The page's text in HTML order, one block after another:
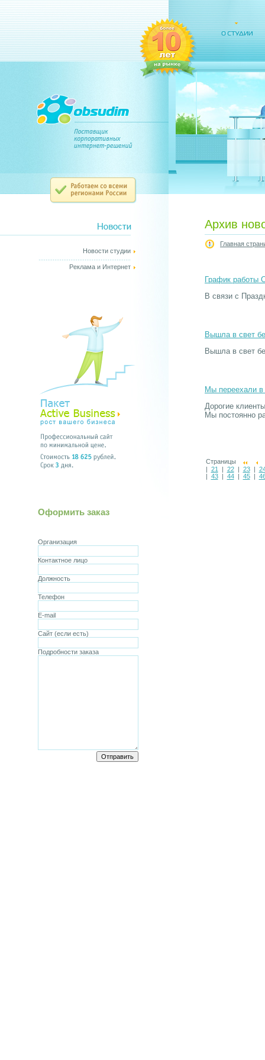
Новости студии
Реклама и Интернет
Оформить заказ
Организация
Контактное лицо
Должность
Телефон
E-mail
Сайт (если есть)
Подробности заказа
Архив
Главная
График работы
В связи с
Вышла в свет
Вышла в свет
Мы переехали
Дорогие
Мы постоянно
Страницы
| 21 | 22| 23|
| 43| 44| 45|